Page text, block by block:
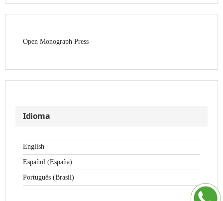
Open Monograph Press
Idioma
English
Español (España)
Português (Brasil)